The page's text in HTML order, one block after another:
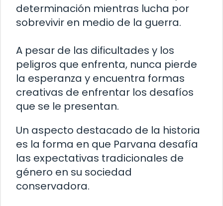
determinación mientras lucha por
sobrevivir en medio de la guerra.
A pesar de las dificultades y los
peligros que enfrenta, nunca pierde
la esperanza y encuentra formas
creativas de enfrentar los desafíos
que se le presentan.
Un aspecto destacado de la historia
es la forma en que Parvana desafía
las expectativas tradicionales de
género en su sociedad
conservadora.